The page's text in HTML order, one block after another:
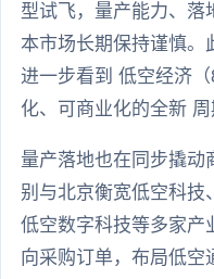
型试飞，量产能力、落
本市场长期保持谨慎。
进一步看到 低空经济
化、可商业化的全新 周
量产落地也在同步撬动
别与北京衡宽低空科技
低空数字科技等多家产
向采购订单，布局低空